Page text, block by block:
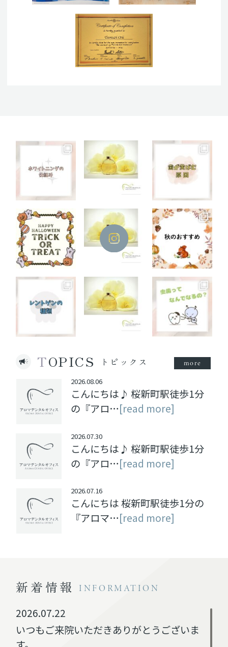
TOPICS トピックス
more
2026.08.06
こんにちは♪ 桜新町駅徒歩1分
の『アロ…[read more]
2026.07.30
こんにちは♪ 桜新町駅徒歩1分
の『アロ…[read more]
2026.07.16
こんにちは 桜新町駅徒歩1分の
『アロマ…[read more]
新着情報 INFORMATION
2026.07.22
いつもご来院いただきありがとうございま